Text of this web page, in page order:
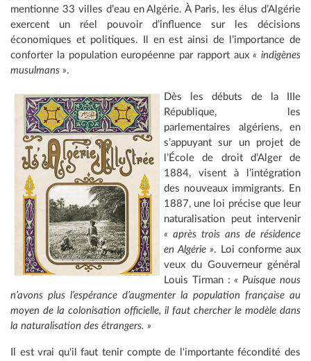
mentionne 33 villes d’eau en Algérie. À Paris, les élus d’Algérie
exercent un réel pouvoir d’influence sur les décisions
économiques et politiques. Il en est ainsi de l’importance de
conforter la population européenne par rapport aux« indigènes
musulmans ».
Dès les débuts de la IIIe
République, les
parlementaires algériens, en
s’appuyant sur un projet de
l’École de droit d’Alger de
1884, visent à l’intégration
des nouveaux immigrants. En
1887, une loi précise que leur
naturalisation peut intervenir
« après trois ans de résidence
en Algérie ». Loi conforme aux
veux du Gouverneur général
Louis Tirman :« Puisque nous
n’avons plus l’espérance d’augmenter la population française au
moyen de la colonisation officielle, il faut chercher le modèle dans
la naturalisation des étrangers. »
Il est vrai qu'il faut tenir compte de l'importante fécondité des